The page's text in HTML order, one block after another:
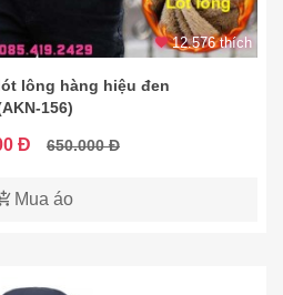
12.576 thích
lông hàng hiệu đen
156)
Đ 650.000 Đ
Mua áo